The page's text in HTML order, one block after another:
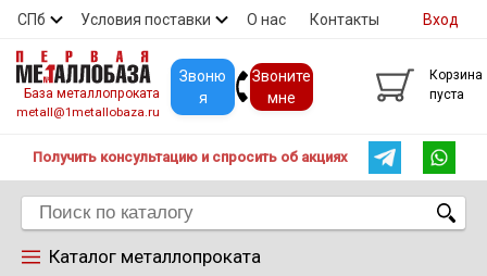
СПб Условия поставки О нас Контакты
Скидки Прайс Покупателям
Вход
База металлопроката
metall@1metallobaza.ru
Звоню
я
Звоните
мне
Корзина
пуста
Получить консультацию и спросить об акциях
Каталог металлопроката